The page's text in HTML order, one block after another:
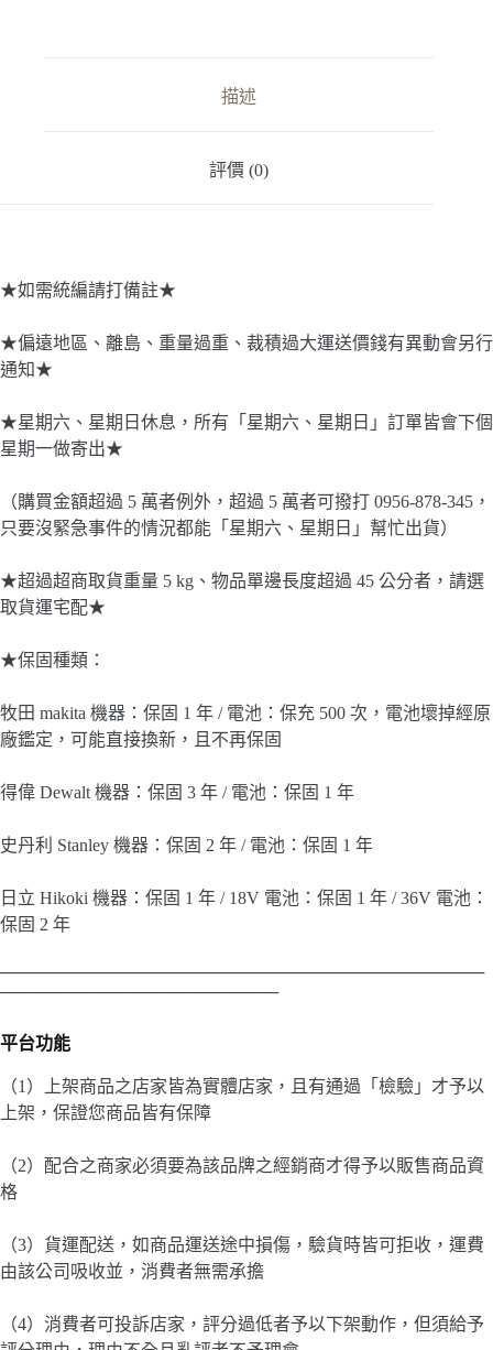
描述
評價 (0)
★如需統編請打備註★
★偏遠地區、離島、重量過重、裁積過大運送價錢有異動會另行
通知★
★星期六、星期日休息，所有「星期六、星期日」訂單皆會下個
星期一做寄出★
（購買金額超過 5 萬者例外，超過 5 萬者可撥打 0956-878-345，
只要沒緊急事件的情況都能「星期六、星期日」幫忙出貨）
★超過超商取貨重量 5 kg、物品單邊長度超過 45 公分者，請選
取貨運宅配★
★保固種類：
牧田 makita 機器：保固 1 年 / 電池：保充 500 次，電池壞掉經原
廠鑑定，可能直接換新，且不再保固
得偉 Dewalt 機器：保固 3 年 / 電池：保固 1 年
史丹利 Stanley 機器：保固 2 年 / 電池：保固 1 年
日立 Hikoki 機器：保固 1 年 / 18V 電池：保固 1 年 / 36V 電池：
保固 2 年
────────────────────────────────────────
───────────────────────
平台功能
（1）上架商品之店家皆為實體店家，且有通過「檢驗」才予以
上架，保證您商品皆有保障
（2）配合之商家必須要為該品牌之經銷商才得予以販售商品資
格
（3）貨運配送，如商品運送途中損傷，驗貨時皆可拒收，運費
由該公司吸收並，消費者無需承擔
（4）消費者可投訴店家，評分過低者予以下架動作，但須給予